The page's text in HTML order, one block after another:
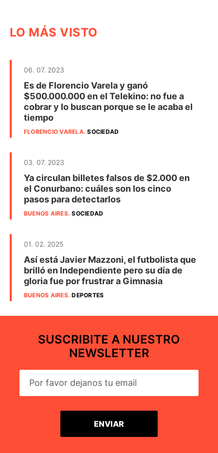
LO MÁS VISTO
06. 07. 2023
Es de Florencio Varela y ganó
$500.000.000 en el Telekino: no fue a
cobrar y lo buscan porque se le acaba el
tiempo
FLORENCIO VARELA.SOCIEDAD
03. 07. 2023
Ya circulan billetes falsos de $2.000 en
el Conurbano: cuáles son los cinco
pasos para detectarlos
BUENOS AIRES.SOCIEDAD
01. 02. 2025
Así está Javier Mazzoni, el futbolista que
brilló en Independiente pero su día de
gloria fue por frustrar a Gimnasia
BUENOS AIRES.DEPORTES
SUSCRIBITE A NUESTRO
NEWSLETTER